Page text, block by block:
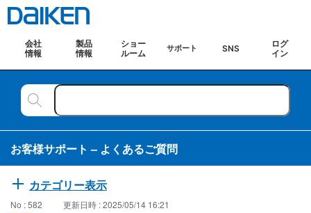
会社
情報
製品
情報
ショー
ルーム
サポート SNS
ログ
イン
お客様サポート – よくあるご質問
カテゴリー表示
No : 582 更新日時 : 2025/05/14 16:21